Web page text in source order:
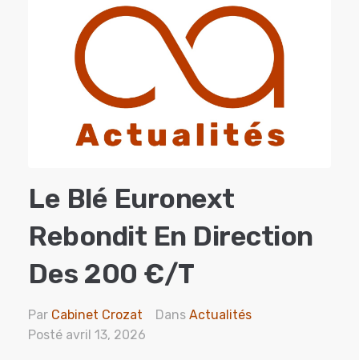
Le Blé Euronext
Rebondit En Direction
Des 200 €/t
Par Cabinet Crozat Dans Actualités
Posté avril 13, 2026